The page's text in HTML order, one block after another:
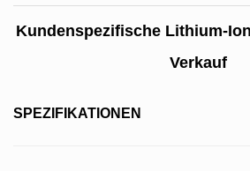
Kundenspezifische Lithium-
Verkauf
SPEZIFIKATIONEN